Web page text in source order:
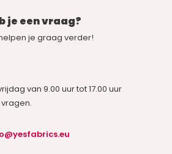
je een vraag?
je graag verder!
van 9.00 uur tot 17.00 uur